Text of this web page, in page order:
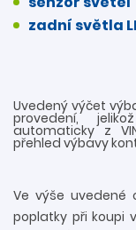
zadní světla
Uvedený výčet
provedení,
automaticky z
přehled výbavy
Ve výše uvedené
poplatky při koupi